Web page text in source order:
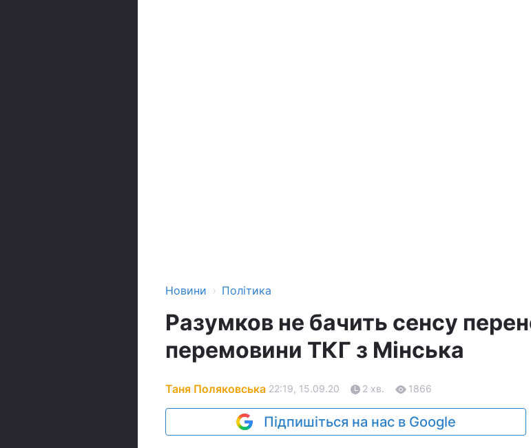
Новини › Політика
Разумков не бачить сенсу
перемовини ТКГ з Мінська
Таня Поляковська 22:19, 15.09.20 2 хв. 1866
Підпишіться на нас в Google